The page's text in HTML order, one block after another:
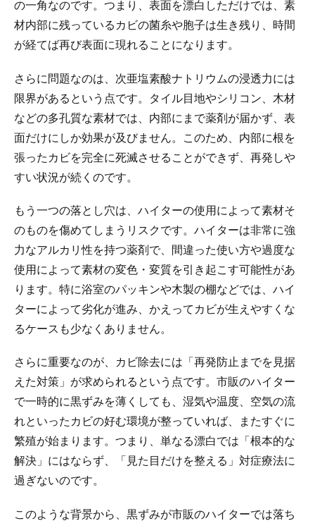
の一角なのです。つまり、表面を漂白しただけでは、素
材内部に残っているカビの菌糸や胞子は生き残り、時間
が経てば再び表面に現れることになります。
さらに問題なのは、次亜塩素酸ナトリウムの浸透力には
限界があるという点です。タイル目地やシリコン、木材
などの多孔質な素材では、内部にまで薬剤が届かず、表
面だけにしか効果が及びません。このため、内部に根を
張ったカビを完全に死滅させることができず、再発しや
すい状況が続くのです。
もう一つの落とし穴は、ハイターの使用によって素材そ
のものを傷めてしまうリスクです。ハイターは非常に強
力なアルカリ性を持つ薬剤で、間違った使い方や過度な
使用によって素材の変色・変質を引き起こす可能性があ
ります。特に浴室のパッキンや木製の棚などでは、ハイ
ターによって劣化が進み、かえってカビが生えやすくな
るケースも少なくありません。
さらに重要なのが、カビ除去には「再発防止までを見据
えた対策」が求められるという点です。市販のハイター
で一時的に黒ずみを薄くしても、湿気や温度、空気の流
れといったカビの好む環境が整っていれば、またすぐに
繁殖が始まります。つまり、単なる漂白では「根本的な
解決」にはならず、「見た目だけを整える」対症療法に
過ぎないのです。
このような背景から、黒ずみが市販のハイターでは落ち